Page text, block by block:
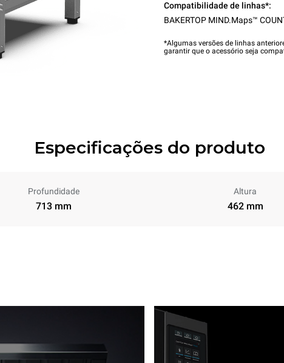
Compatibilidade de linhas*:
BAKERTOP MIND.Maps™
*Algumas versões de linhas
garantir que o acessório seja
Especificações do produto
Profundidade
713 mm
Altura
462 mm